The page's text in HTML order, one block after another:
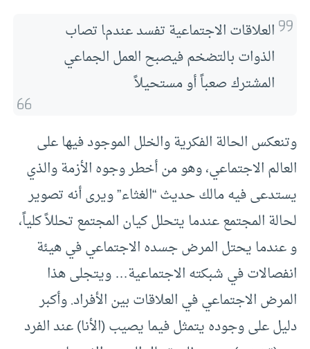
العلاقات الاجتماعية تفسد عندما تصاب
الذوات بالتضخم فيصبح العمل الجماعي
المشترك صعباً أو مستحيلاً
وتنعكس الحالة الفكرية والخلل الموجود فيها على
العالم الاجتماعي، وهو من أخطر وجوه الأزمة والذي
يستدعى فيه مالك حديث “الغثاء” ويرى أنه تصوير
لحالة المجتمع عندما يتحلل كيان المجتمع تحللاً كلياً،
و عندما يحتل المرض جسده الاجتماعي في هيئة
انفصالات في شبكته الاجتماعية… ويتجلى هذا
المرض الاجتماعي في العلاقات بين الأفراد. وأكبر
دليل على وجوده يتمثل فيما يصيب (الأنا) عند الفرد